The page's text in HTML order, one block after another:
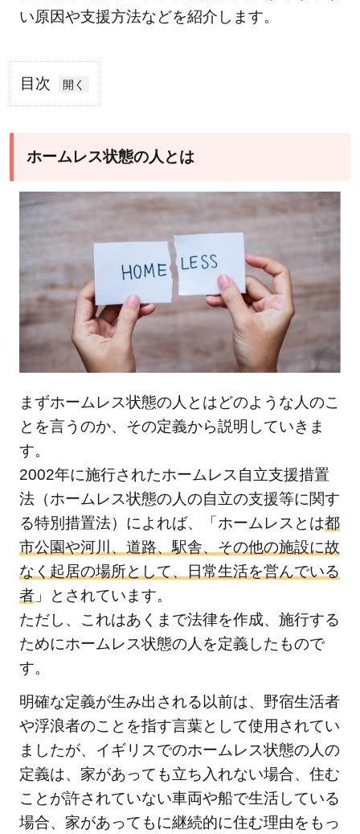
い原因や支援方法などを紹介します。
目次
1
ー
レ
人
は
1.1
日本
にお
ける
ムレ
ス状
態の
人の
実態
1.2
ムレ
ス状
人の
現状
なぜ
ホー
ムレ
ス状
ホームレス状態の人とは
まずホームレス状態の人とはどのような人のこ
とを言うのか、その定義から説明していきま
す。
2002年に施行されたホームレス自立支援措置
法（ホームレス状態の人の自立の支援等に関す
る特別措置法）によれば、「ホームレスとは都
市公園や河川、道路、駅舎、その他の施設に故
なく起居の場所として、日常生活を営んでいる
者 」とされています。
ただし、これはあくまで法律を作成、施行する
ためにホームレス状態の人を定義したもので
す。
明確な定義が生み出される以前は、野宿生活者
や浮浪者のことを指す言葉として使用されてい
ましたが、イギリスでのホームレス状態の人の
定義は、家があっても立ち入れない場合、住む
ことが許されていない車両や船で生活している
場合、家があってもに継続的に住む理由をもっ